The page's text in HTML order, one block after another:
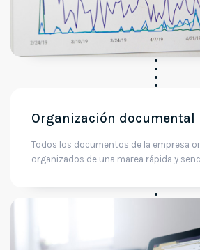
Organización documental
Todos los documentos de la empresa
organizados de una marea rápida y